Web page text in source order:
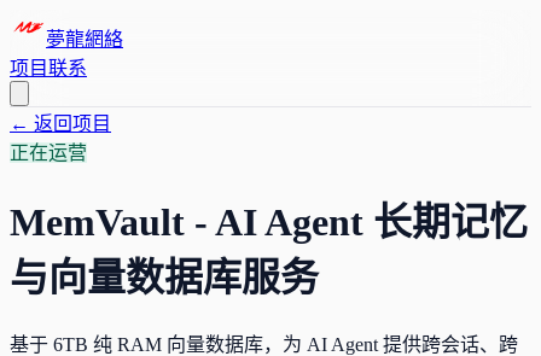
夢龍網絡
项目联系
← 返回项目
正在运营
MemVault - AI Agent 长期记忆
与向量数据库服务
基于 6TB 纯 RAM 向量数据库，为 AI Agent 提供跨会话、跨